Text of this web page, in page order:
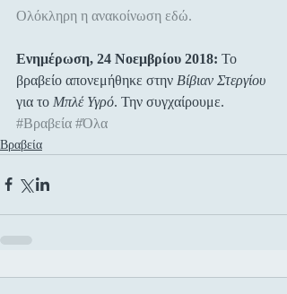
Ολόκληρη η ανακοίνωση εδώ.
Ενημέρωση, 24 Νοεμβρίου 2018: Το
βραβείο απονεμήθηκε στην Βίβιαν Στεργίου
για το Μπλέ Υγρό. Την συγχαίρουμε.
#Βραβεία #Όλα
Βραβεία